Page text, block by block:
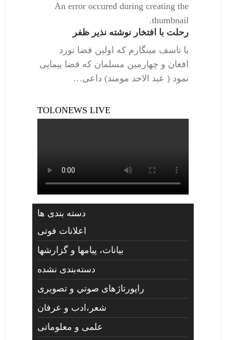
An error occured during creating the
thumbnail.
رحلت با افتخار نوشته نذیر ظفر
با تاسف مینگارم که اولین فضا نورد
افغان و چهارمین مسلمان که فضا پیمایی
نمود ( عبد الاحد مومند) داعی…
TOLONEWS LIVE
دسته بندی ها
اعلانات فوتی
بیانات، پیامها و گزارشها
دسته‌بندی نشده
راپورتاژهای صوتي و تصويری
شعر،ادب و عرفان
علمی و معلوماتی